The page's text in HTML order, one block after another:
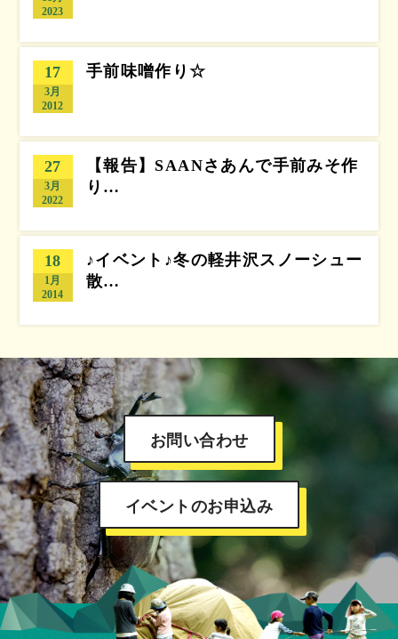
2023
17
3月
2012
手前味噌作り☆
27
3月
2022
【報告】SAANさあんで手前みそ作
り…
18
1月
2014
♪イベント♪冬の軽井沢スノーシュー
散…
お問い合わせ
イベントのお申込み